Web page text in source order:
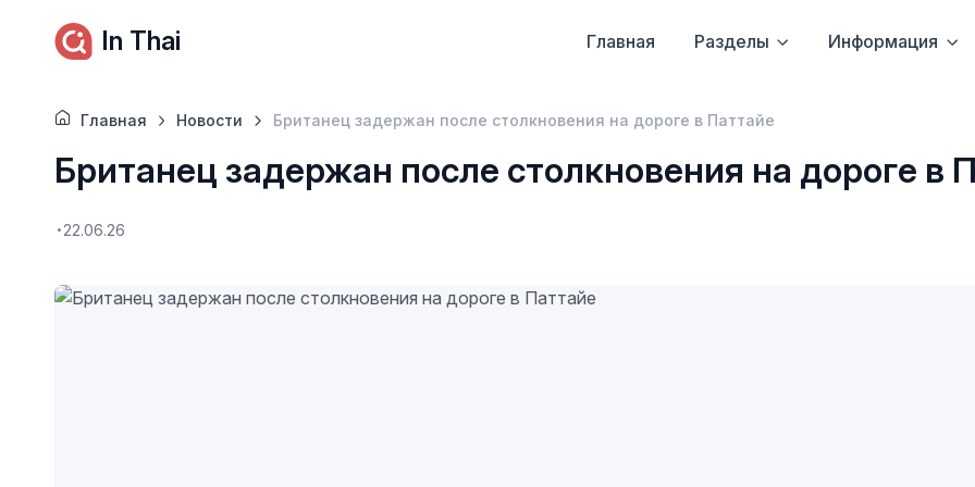
In Thai Главная Разделы Информация
Главная Новости Британец задержан после столкновения на дороге в Паттайе
Британец задержан после столкновения на дороге в
22.06.26